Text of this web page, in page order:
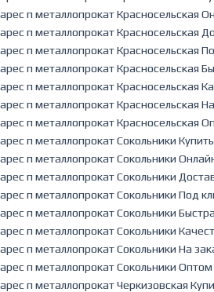
арес п металлопрокат Красносельская
арес п металлопрокат Красносельская
арес п металлопрокат Красносельская
арес п металлопрокат Красносельская
арес п металлопрокат Красносельская
арес п металлопрокат Красносельская
арес п металлопрокат Красносельская
арес п металлопрокат Сокольники Купить
арес п металлопрокат Сокольники
арес п металлопрокат Сокольники
арес п металлопрокат Сокольники Под
арес п металлопрокат Сокольники
арес п металлопрокат Сокольники
арес п металлопрокат Сокольники На
арес п металлопрокат Сокольники Оптом
арес п металлопрокат Черкизовская